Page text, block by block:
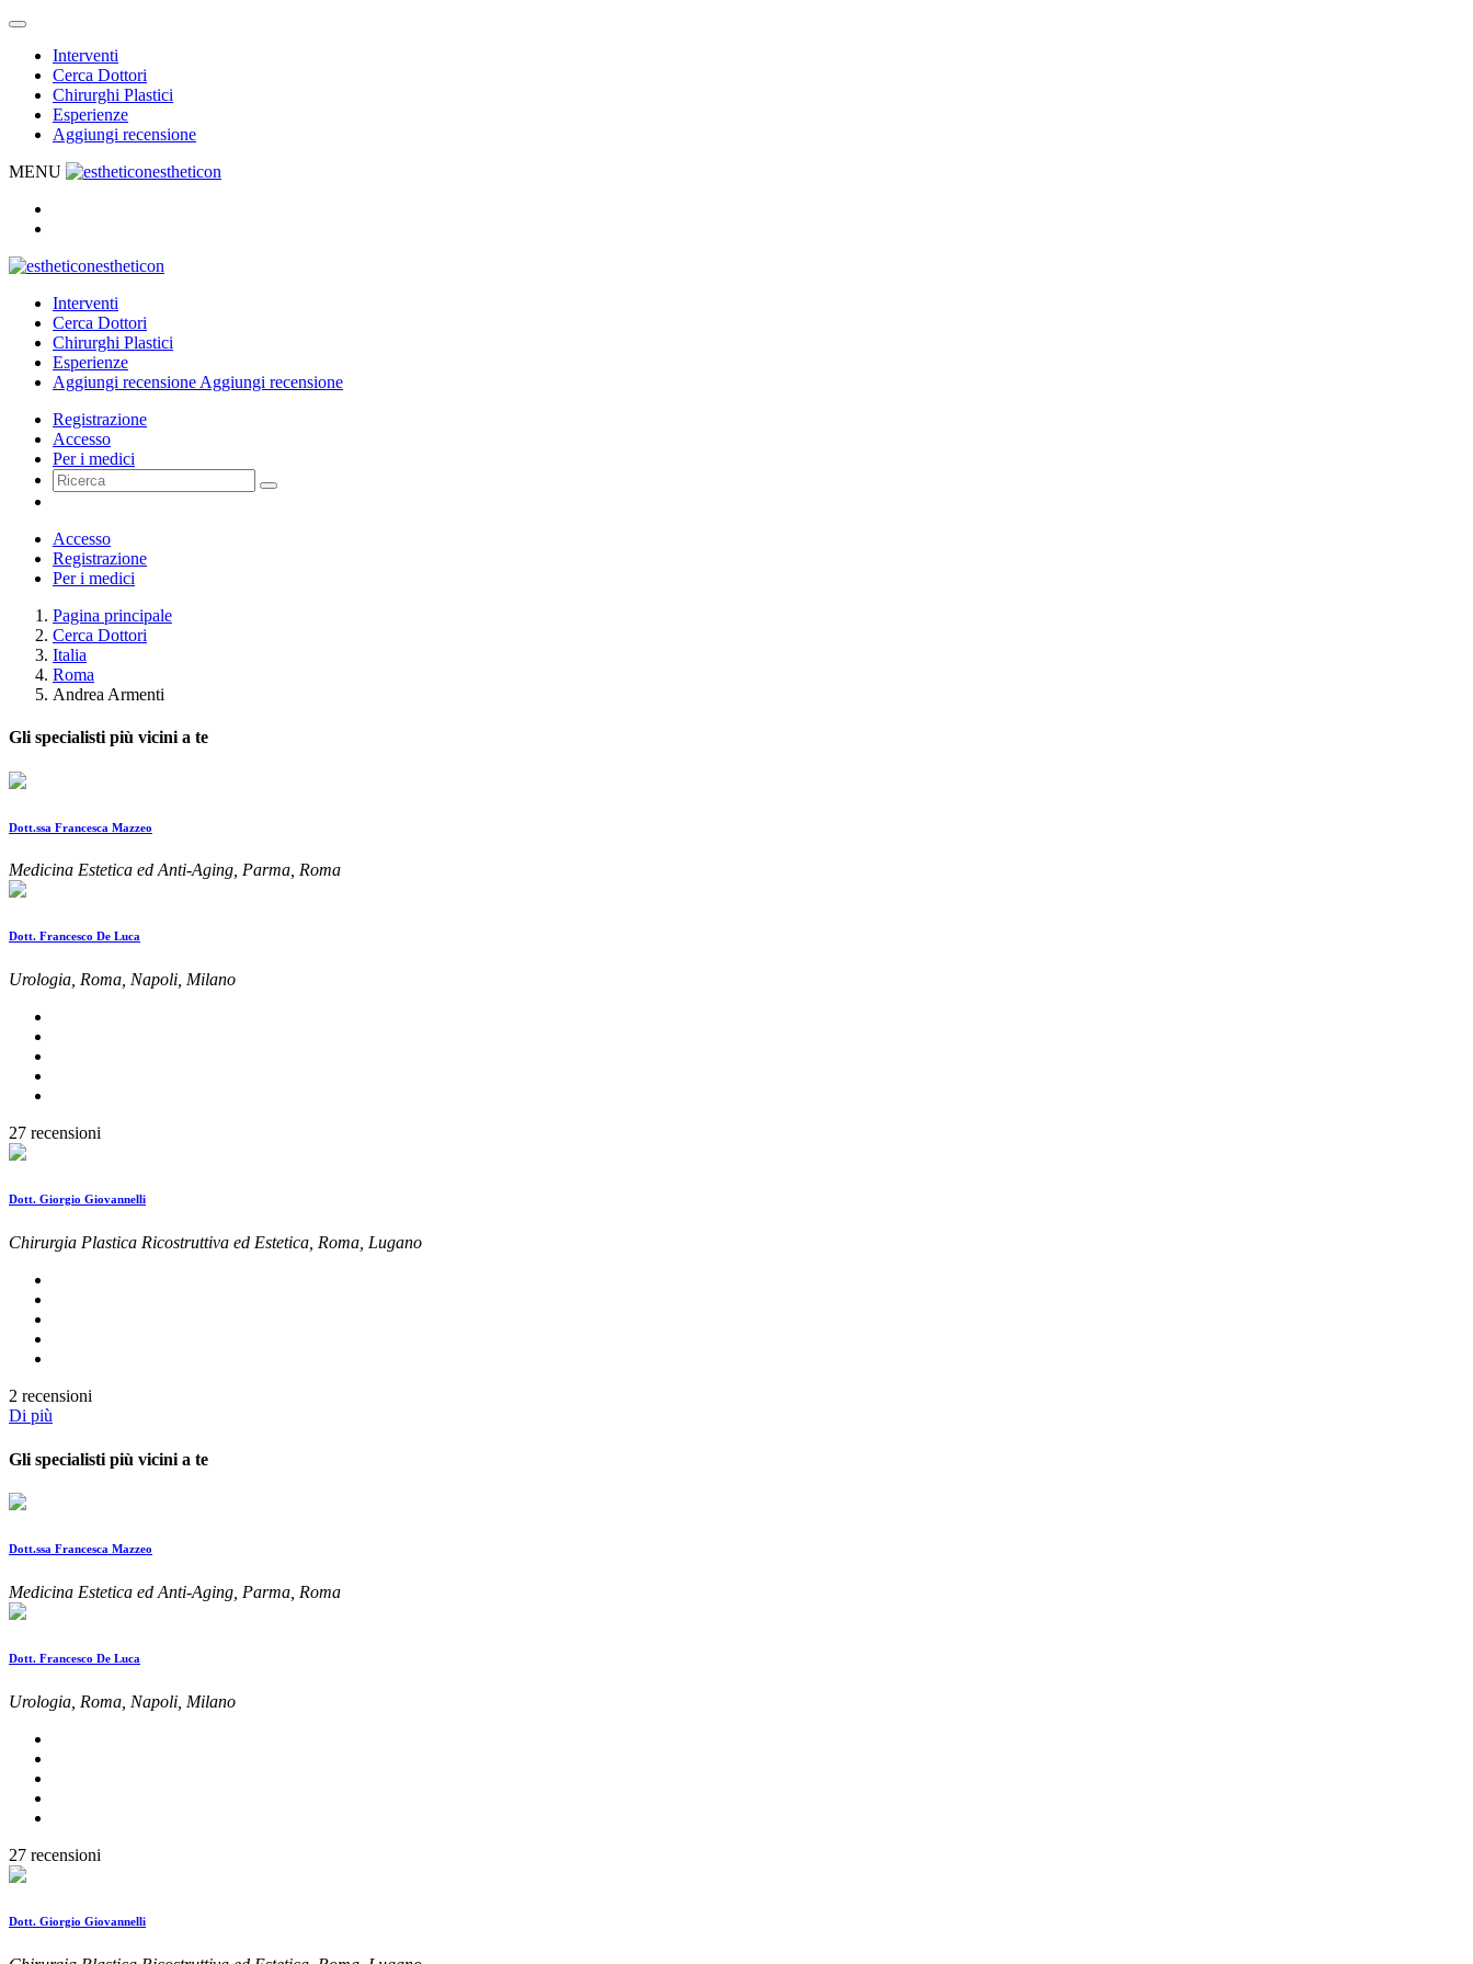
Interventi
Cerca Dottori
Chirurghi Plastici
Esperienze
Aggiungi recensione
MENU
estheticon
estheticon
Interventi
Cerca Dottori
Chirurghi Plastici
Esperienze
Aggiungi recensione Aggiungi recensione
Registrazione
Accesso
Per i medici
Accesso
Registrazione
Per i medici
Pagina principale
Cerca Dottori
Italia
Roma
Andrea Armenti
Gli specialisti più vicini a te
Dott.ssa Francesca Mazzeo
Medicina Estetica ed Anti-Aging, Parma, Roma
Dott. Francesco De Luca
Urologia, Roma, Napoli, Milano
27 recensioni
Dott. Giorgio Giovannelli
Chirurgia Plastica Ricostruttiva ed Estetica, Roma, Lugano
2 recensioni
Di più
Gli specialisti più vicini a te
Dott.ssa Francesca Mazzeo
Medicina Estetica ed Anti-Aging, Parma, Roma
Dott. Francesco De Luca
Urologia, Roma, Napoli, Milano
27 recensioni
Dott. Giorgio Giovannelli